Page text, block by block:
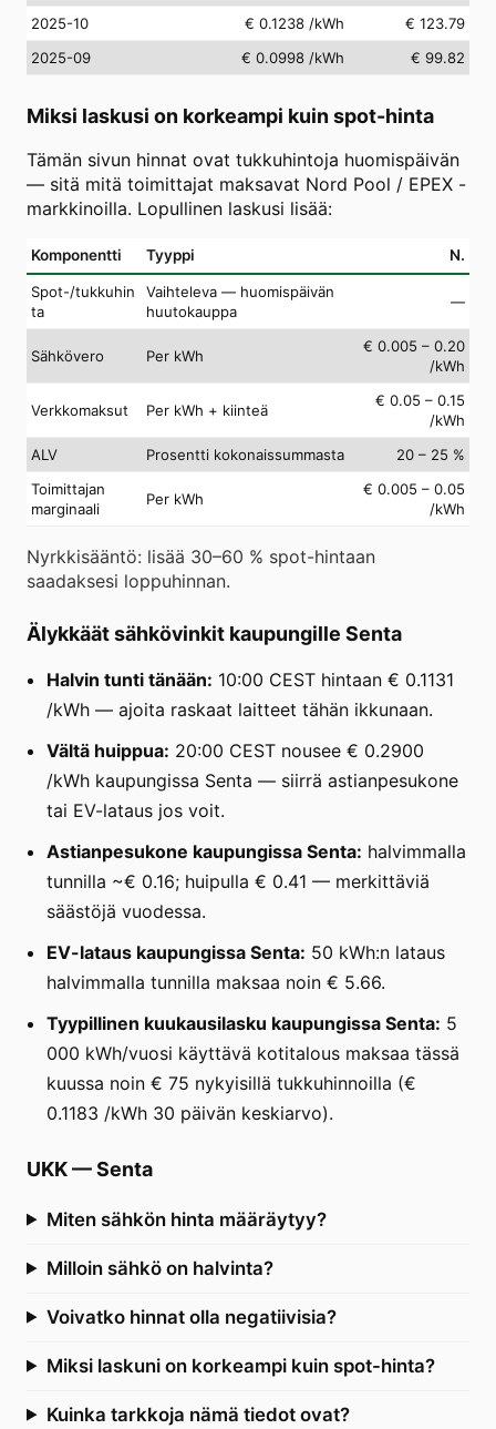
2025-10
€ 0.1238 /kWh
€ 123.79
2025-09
€ 0.0998 /kWh € 99.82
Miksi laskusi on korkeampi kuin spot-hinta
Tämän sivun hinnat ovat tukkuhintoja huomispäivän
— sitä mitä toimittajat maksavat Nord Pool / EPEX -
markkinoilla. Lopullinen laskusi lisää:
Komponentti Tyyppi N.
Spot-/tukkuhin
ta
Vaihteleva — huomispäivän
huutokauppa
—
Sähkövero Per kWh
€ 0.005 – 0.20
/kWh
Verkkomaksut Per kWh + kiinteä
€ 0.05 – 0.15
/kWh
ALV
Prosentti kokonaissummasta
20 – 25 %
Toimittajan
marginaali
Per kWh
€ 0.005 – 0.05
/kWh
Nyrkkisääntö: lisää 30–60 % spot-hintaan
saadaksesi loppuhinnan.
Älykkäät sähkövinkit kaupungille Senta
Halvin tunti tänään: 10:00 CEST hintaan € 0.1131
/kWh — ajoita raskaat laitteet tähän ikkunaan.
Vältä huippua: 20:00 CEST nousee € 0.2900
/kWh kaupungissa Senta — siirrä astianpesukone
tai EV-lataus jos voit.
Astianpesukone kaupungissa Senta: halvimmalla
tunnilla ~€ 0.16; huipulla € 0.41 — merkittäviä
säästöjä vuodessa.
EV-lataus kaupungissa Senta: 50 kWh:n lataus
halvimmalla tunnilla maksaa noin € 5.66.
Tyypillinen kuukausilasku kaupungissa Senta: 5
000 kWh/vuosi käyttävä kotitalous maksaa tässä
kuussa noin € 75 nykyisillä tukkuhinnoilla (€
0.1183 /kWh 30 päivän keskiarvo).
UKK—Senta
Miten sähkön hinta määräytyy?
Milloin sähkö on halvinta?
Voivatko hinnat olla negatiivisia?
Miksi laskuni on korkeampi kuin spot-hinta?
Kuinka tarkkoja nämä tiedot ovat?